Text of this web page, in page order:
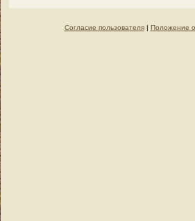
Согласие пользователя| Положение